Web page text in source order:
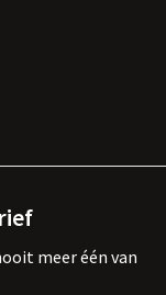
meer één van